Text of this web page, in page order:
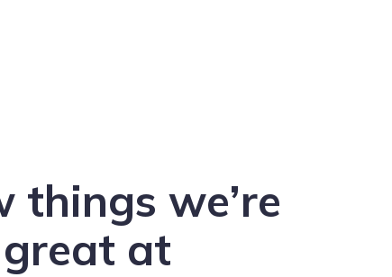
things we’re
great at